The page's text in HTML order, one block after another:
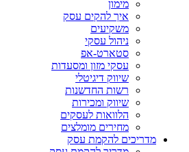
מימון
איך להקים עסק
משקיעים
ניהול עסקי
סטארט-אפ
עסקי מזון ומסעדות
שיווק דיגיטלי
רשות החדשנות
שיווק ומכירות
הלוואות לעסקים
מחירים מומלצים
מדריכים להקמת עסק